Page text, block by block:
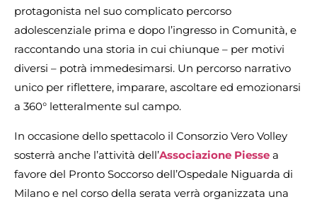
protagonista nel suo complicato percorso
adolescenziale prima e dopo l’ingresso in Comunità, e
raccontando una storia in cui chiunque – per motivi
diversi – potrà immedesimarsi. Un percorso narrativo
unico per riflettere, imparare, ascoltare ed emozionarsi
a 360° letteralmente sul campo.
In occasione dello spettacolo il Consorzio Vero Volley
sosterrà anche l’attività dell’Associazione Piesse a
favore del Pronto Soccorso dell’Ospedale Niguarda di
Milano e nel corso della serata verrà organizzata una